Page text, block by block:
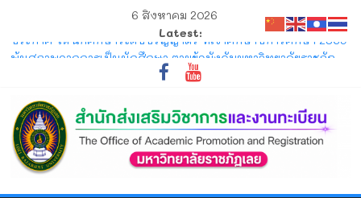
content
6 สิงหาคม 2026
Latest:
ประกาศ ให้นักศึกษาระดับปริญญาตรี ที่เข้าศึกษาปีการศึกษา 2569
พ้นสภาพจากการเป็นนักศึกษา ตามข้อบังคับมหาวิทยาลัยราชภัฏ
เลย ว่าด้วยการจัดการศึกษาระดับปริญญาตรี
ประกาศ การขอสำเร็จการศึกษาและการขึ้นทะเบียนบัณฑิตของ
นักศึกษาภาคปกติ ที่คาดว่าจะสำเร็จการศึกษาในภาคการศึกษาที่
1/2569 และ 2/2569
โครงการ มหกรรมวิชาการเปิดบ้าน LRU ครั้งที่ 4 มหาวิทยาลัย
ราชภัฏเลย (LRU OpenHouse 2026)
แจ้ง ขอให้นักศึกษาภาคปกติ ตรวจสอบตารางสอบกลางภาค ภาค